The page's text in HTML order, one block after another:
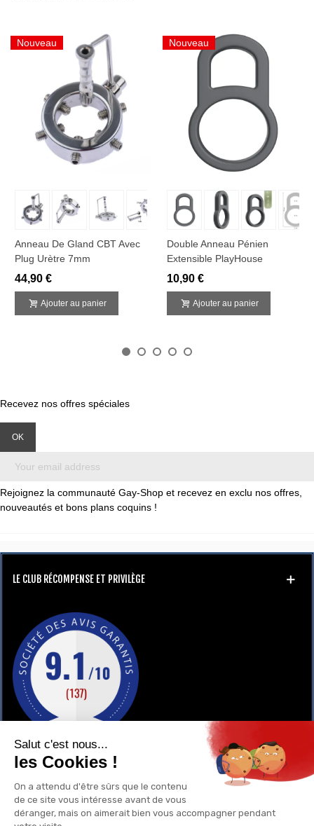
Nouveau
Anneau De Gland CBT Avec
Plug Urètre 7mm
44,90 €
Ajouter au panier
Nouveau
Double Anneau Pénien
Extensible PlayHouse
10,90 €
Ajouter au panier
Recevez nos offres spéciales
Rejoignez la communauté Gay-Shop et recevez en exclu nos offres,
nouveautés et bons plans coquins !
LE CLUB RÉCOMPENSE ET PRIVILÈGE